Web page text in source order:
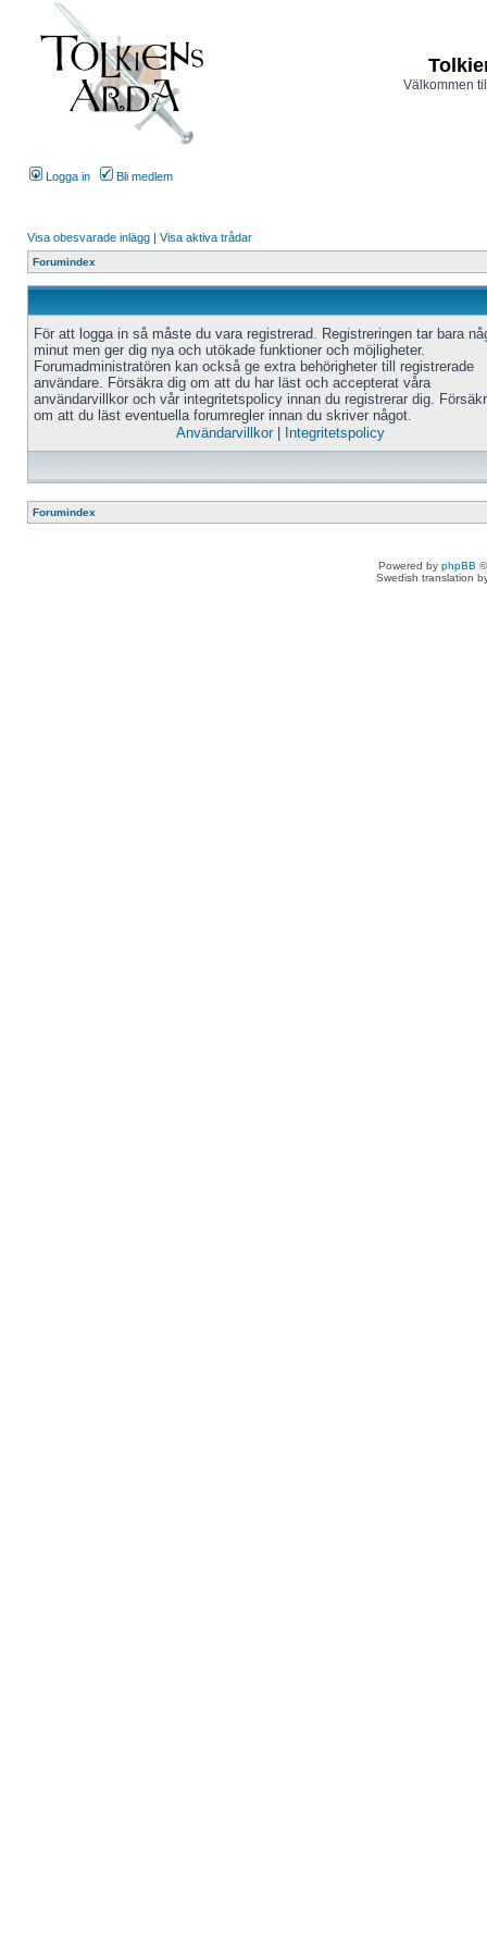
Välkommen
Logga in Bli medlem
Visa obesvarade inlägg | Visa aktiva trådar
Forumindex
För att logga in så måste du vara registrerad. Registreringen tar bara
minut men ger dig nya och utökade funktioner och möjligheter.
Forumadministratören kan också ge extra behörigheter till registrerade
användare. Försäkra dig om att du har läst och accepterat våra
användarvillkor och vår integritetspolicy innan du registrerar dig.
om att du läst eventuella forumregler innan du skriver något.
Användarvillkor| Integritetspolicy
Forumindex
Powered by phpBB
Swedish translation